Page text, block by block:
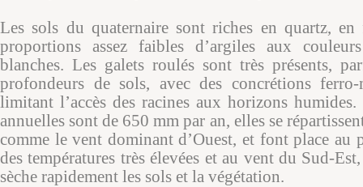
Les sols du quaternaire sont riches en quartz, en
proportions assez faibles d’argiles aux
blanches. Les galets roulés sont très présents,
profondeurs de sols, avec des concrétions ferro-
limitant l’accès des racines aux horizons
annuelles sont de 650 mm par an, elles se
comme le vent dominant d’Ouest, et font place au
des températures très élevées et au vent du Sud-
sèche rapidement les sols et la végétation.